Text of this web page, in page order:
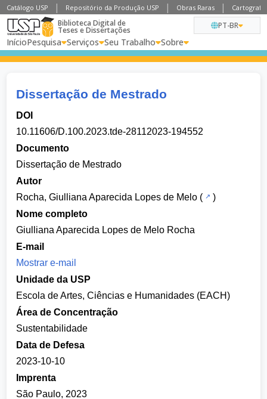
Catálogo USP Repositório da Produção USP Obras Raras
Biblioteca Digital de
Teses e Dissertações
InícioPesquisa Serviços Seu Trabalho Sobre
PT-BR
Dissertação de Mestrado
DOI
10.11606/D.100.2023.tde-28112023-194552
Documento
Dissertação de Mestrado
Autor
Rocha, Giulliana Aparecida Lopes de Melo (
)
Nome completo
Giulliana Aparecida Lopes de Melo Rocha
E-mail
Mostrar e-mail
Unidade da USP
Escola de Artes, Ciências e Humanidades (EACH)
Área de Concentração
Sustentabilidade
Data de Defesa
2023-10-10
Imprenta
São Paulo, 2023